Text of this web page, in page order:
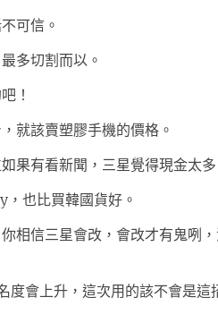
可信。
多切割而以。
！
就該賣塑膠手機的價格。
果有看新聞，三星覺得現金太多
也比買韓國貨好。
相信三星會改，會改才有鬼咧
會上升，這次用的該不會是這